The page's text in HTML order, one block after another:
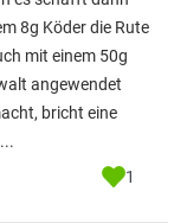
8g Köder die Rute
mit einem 50g
angewendet
bricht eine
1